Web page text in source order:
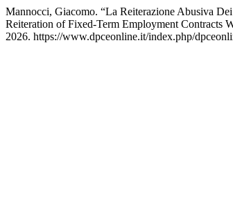
Mannocci, Giacomo. “La Reiterazione Abusiva
Reiteration of Fixed-Term Employment Contracts
2026. https://www.dpceonline.it/index.php/